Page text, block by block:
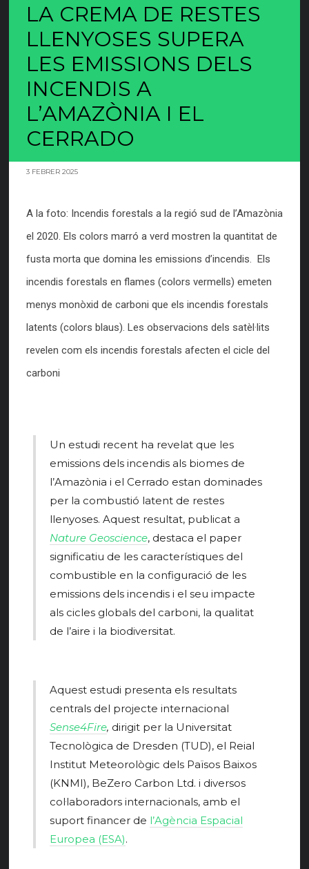
LA CREMA DE RESTES
LLENYOSES SUPERA
LES EMISSIONS DELS
INCENDIS A
L’AMAZÒNIA I EL
CERRADO
3 FEBRER 2025
A la foto: Incendis forestals a la regió sud de l’Amazònia
el 2020. Els colors marró a verd mostren la quantitat de
fusta morta que domina les emissions d’incendis. Els
incendis forestals en flames (colors vermells) emeten
menys monòxid de carboni que els incendis forestals
latents (colors blaus). Les observacions dels satèl·lits
revelen com els incendis forestals afecten el cicle del
carboni
Un estudi recent ha revelat que les
emissions dels incendis als biomes de
l’Amazònia i el Cerrado estan dominades
per la combustió latent de restes
llenyoses. Aquest resultat, publicat a
Nature Geoscience, destaca el paper
significatiu de les característiques del
combustible en la configuració de les
emissions dels incendis i el seu impacte
als cicles globals del carboni, la qualitat
de l’aire i la biodiversitat.
Aquest estudi presenta els resultats
centrals del projecte internacional
Sense4Fire, dirigit per la Universitat
Tecnològica de Dresden (TUD), el Reial
Institut Meteorològic dels Països Baixos
(KNMI), BeZero Carbon Ltd. i diversos
col·laboradors internacionals, amb el
suport financer de l’Agència Espacial
Europea (ESA).